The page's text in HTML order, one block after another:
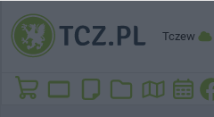
Tczew